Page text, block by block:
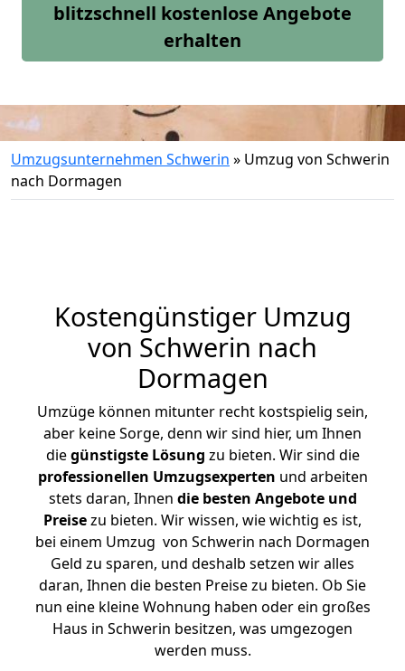
blitzschnell kostenlose Angebote
erhalten
Umzugsunternehmen Schwerin » Umzug von Schwerin
nach Dormagen
Kostengünstiger Umzug
von Schwerin nach
Dormagen
Umzüge können mitunter recht kostspielig sein,
aber keine Sorge, denn wir sind hier, um Ihnen
diegünstigste Lösung zu bieten. Wir sind die
professionellen Umzugsexperten und arbeiten
stets daran, Ihnen die besten Angebote und
Preisezu bieten. Wir wissen, wie wichtig es ist,
bei einem Umzug von Schwerin nach Dormagen
Geld zu sparen, und deshalb setzen wir alles
daran, Ihnen die besten Preise zu bieten. Ob Sie
nun eine kleine Wohnung haben oder ein großes
Haus in Schwerin besitzen, was umgezogen
werden muss.